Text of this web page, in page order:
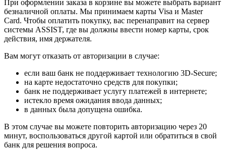
При оформлении заказа в корзине вы можете выбрать вариант
безналичной оплаты. Мы принимаем карты Visa и Master
Card. Чтобы оплатить покупку, вас перенаправит на сервер
системы ASSIST, где вы должны ввести номер карты, срок
действия, имя держателя.
Вам могут отказать от авторизации в случае:
если ваш банк не поддерживает технологию 3D-Secure;
на карте недостаточно средств для покупки;
банк не поддерживает услугу платежей в интернете;
истекло время ожидания ввода данных;
в данных была допущена ошибка.
В этом случае вы можете повторить авторизацию через 20
минут, воспользоваться другой картой или обратиться в свой
банк для решения вопроса.